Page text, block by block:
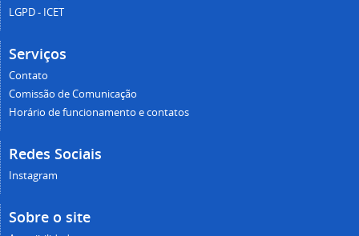
LGPD - ICET
Serviços
Contato
Comissão de Comunicação
Horário de funcionamento e contatos
Redes Sociais
Instagram
Sobre o site